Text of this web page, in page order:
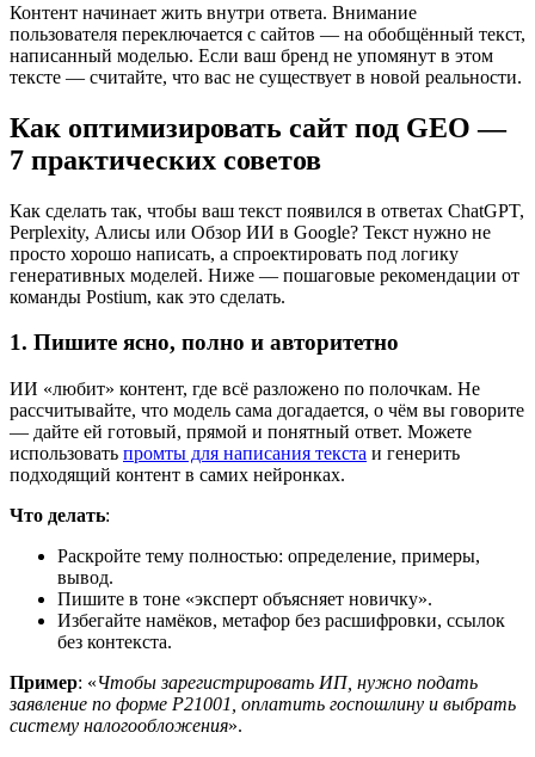
Контент начинает жить внутри ответа. Внимание
пользователя переключается с сайтов — на обобщённый текст,
написанный моделью. Если ваш бренд не упомянут в этом
тексте — считайте, что вас не существует в новой реальности.
Как оптимизировать сайт под GEO —
7 практических советов
Как сделать так, чтобы ваш текст появился в ответах ChatGPT,
Perplexity, Алисы или Обзор ИИ в Google? Текст нужно не
просто хорошо написать, а спроектировать под логику
генеративных моделей. Ниже — пошаговые рекомендации от
команды Postium, как это сделать.
1. Пишите ясно, полно и авторитетно
ИИ «любит» контент, где всё разложено по полочкам. Не
рассчитывайте, что модель сама догадается, о чём вы говорите
— дайте ей готовый, прямой и понятный ответ. Можете
использовать промты для написания текста и генерить
подходящий контент в самих нейронках.
Что делать:
Раскройте тему полностью: определение, примеры,
вывод.
Пишите в тоне «эксперт объясняет новичку».
Избегайте намёков, метафор без расшифровки, ссылок
без контекста.
Пример: «Чтобы зарегистрировать ИП, нужно подать
заявление по форме Р21001, оплатить госпошлину и выбрать
систему налогообложения».